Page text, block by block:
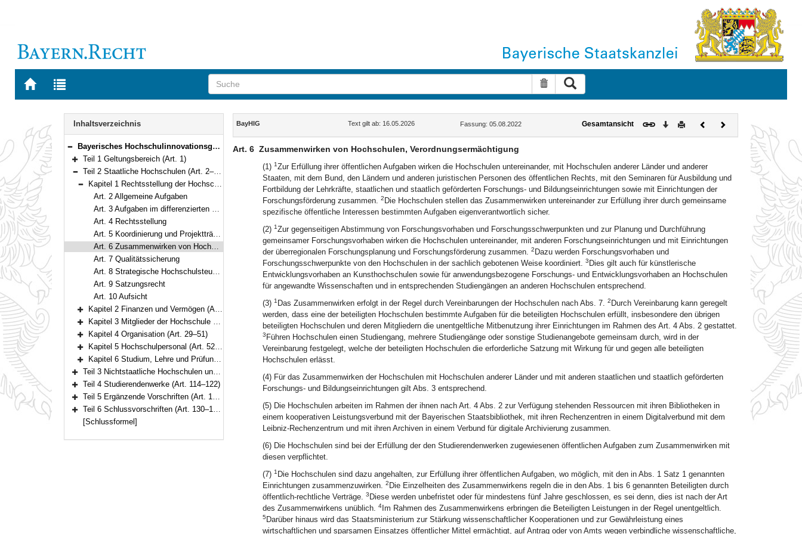
Zur
BAYERN.RECHT
Zur
letzten
Suche zurücksetzen
Navigation
Inhaltsverzeichnis
Bereich reduzieren
Bayerisches Hochschulinnovationsgesetz (BayHIG) Vom 5. August 2022 (GVBl. S. 414) BayRS 2210-1-3-WK (Art. 1–132)
Bereich erweitern
Teil 1 Geltungsbereich (Art. 1)
Bereich reduzieren
Teil 2 Staatliche Hochschulen (Art. 2–101)
Bereich reduzieren
Kapitel 1 Rechtsstellung der Hochschulen (Art. 2–10)
Art. 2 Allgemeine Aufgaben
Art. 3 Aufgaben im differenzierten Hochschulsystem
Art. 4 Rechtsstellung
Art. 5 Koordinierung und Projektträgerschaft für staatliche Fördermaßnahmen
Art. 6 Zusammenwirken von Hochschulen, Verordnungsermächtigung
Art. 7 Qualitätssicherung
Art. 8 Strategische Hochschulsteuerung
Art. 9 Satzungsrecht
Art. 10 Aufsicht
Bereich erweitern
Kapitel 2 Finanzen und Vermögen (Art. 11–18)
Bereich erweitern
Kapitel 3 Mitglieder der Hochschule (Art. 19–28)
Bereich erweitern
Kapitel 4 Organisation (Art. 29–51)
Bereich erweitern
Kapitel 5 Hochschulpersonal (Art. 52–75)
Bereich erweitern
Kapitel 6 Studium, Lehre und Prüfungen (Art. 76–101)
Bereich erweitern
Teil 3 Nichtstaatliche Hochschulen und sonstige Einrichtungen (Art. 102–113)
Bereich erweitern
Teil 4 Studierendenwerke (Art. 114–122)
Bereich erweitern
Teil 5 Ergänzende Vorschriften (Art. 123–129)
Bereich erweitern
Teil 6 Schlussvorschriften (Art. 130–132)
[Schlussformel]
Inhalt
BayHIG Text gilt ab: 16.05.2026 Fassung: 05.08.2022 Gesamtansicht Download
DruckenVorherigesNächstes
Dokument
Art. 6 Zusammenwirken von Hochschulen, Verordnungsermächtigung
(1) 1Zur Erfüllung ihrer öffentlichen Aufgaben wirken die Hochschulen untereinander, mit Hochschulen anderer Länder und anderer
Staaten, mit dem Bund, den Ländern und anderen juristischen Personen des öffentlichen Rechts, mit den Seminaren für Ausbildung und
Fortbildung der Lehrkräfte, staatlichen und staatlich geförderten Forschungs- und Bildungseinrichtungen sowie mit Einrichtungen der
Forschungsförderung zusammen. 2 Die Hochschulen stellen das Zusammenwirken untereinander zur Erfüllung ihrer durch gemeinsame
spezifische öffentliche Interessen bestimmten Aufgaben eigenverantwortlich sicher.
(2) 1Zur gegenseitigen Abstimmung von Forschungsvorhaben und Forschungsschwerpunkten und zur Planung und Durchführung
gemeinsamer Forschungsvorhaben wirken die Hochschulen untereinander, mit anderen Forschungseinrichtungen und mit Einrichtungen
der überregionalen Forschungsplanung und Forschungsförderung zusammen. 2 Dazu werden Forschungsvorhaben und
Forschungsschwerpunkte von den Hochschulen in der sachlich gebotenen Weise koordiniert. 3 Dies gilt auch für künstlerische
Entwicklungsvorhaben an Kunsthochschulen sowie für anwendungsbezogene Forschungs- und Entwicklungsvorhaben an Hochschulen
für angewandte Wissenschaften und in entsprechenden Studiengängen an anderen Hochschulen entsprechend.
(3) 1 Das Zusammenwirken erfolgt in der Regel durch Vereinbarungen der Hochschulen nach Abs. 7. 2 Durch Vereinbarung kann geregelt
werden, dass eine der beteiligten Hochschulen bestimmte Aufgaben für die beteiligten Hochschulen erfüllt, insbesondere den übrigen
beteiligten Hochschulen und deren Mitgliedern die unentgeltliche Mitbenutzung ihrer Einrichtungen im Rahmen des Art. 4 Abs. 2 gestattet.
3 Führen Hochschulen einen Studiengang, mehrere Studiengänge oder sonstige Studienangebote gemeinsam durch, wird in der
Vereinbarung festgelegt, welche der beteiligten Hochschulen die erforderliche Satzung mit Wirkung für und gegen alle beteiligten
Hochschulen erlässt.
(4) Für das Zusammenwirken der Hochschulen mit Hochschulen anderer Länder und mit anderen staatlichen und staatlich geförderten
Forschungs- und Bildungseinrichtungen gilt Abs. 3 entsprechend.
(5) Die Hochschulen arbeiten im Rahmen der ihnen nach Art. 4 Abs. 2 zur Verfügung stehenden Ressourcen mit ihren Bibliotheken in
einem kooperativen Leistungsverbund mit der Bayerischen Staatsbibliothek, mit ihren Rechenzentren in einem Digitalverbund mit dem
Leibniz-Rechenzentrum und mit ihren Archiven in einem Verbund für digitale Archivierung zusammen.
(6) Die Hochschulen sind bei der Erfüllung der den Studierendenwerken zugewiesenen öffentlichen Aufgaben zum Zusammenwirken mit
diesen verpflichtet.
(7) 1 Die Hochschulen sind dazu angehalten, zur Erfüllung ihrer öffentlichen Aufgaben, wo möglich, mit den in Abs. 1 Satz 1 genannten
Einrichtungen zusammenzuwirken. 2 Die Einzelheiten des Zusammenwirkens regeln die in den Abs. 1 bis 6 genannten Beteiligten durch
öffentlich-rechtliche Verträge. 3 Diese werden unbefristet oder für mindestens fünf Jahre geschlossen, es sei denn, dies ist nach der Art
des Zusammenwirkens unüblich. 4Im Rahmen des Zusammenwirkens erbringen die Beteiligten Leistungen in der Regel unentgeltlich.
5 Darüber hinaus wird das Staatsministerium zur Stärkung wissenschaftlicher Kooperationen und zur Gewährleistung eines
wirtschaftlichen und sparsamen Einsatzes öffentlicher Mittel ermächtigt, auf Antrag oder von Amts wegen verbindliche wissenschaftliche,